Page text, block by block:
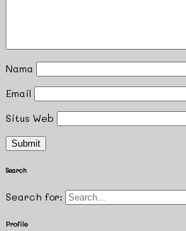
Nama
Email
Situs Web
Search
Search for:
Profile